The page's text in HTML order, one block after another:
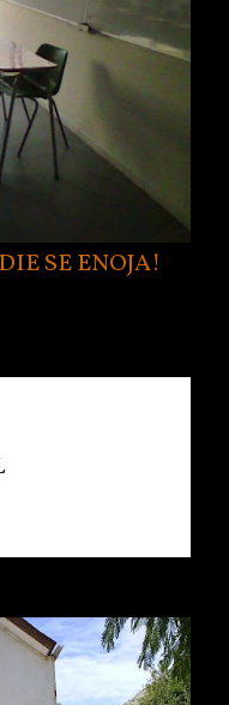
SE ENOJA!